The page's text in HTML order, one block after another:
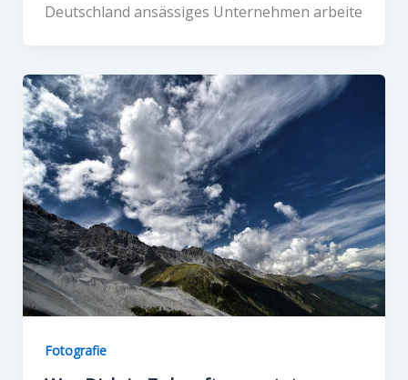
Deutschland ansässiges Unternehmen arbeite
Fotografie